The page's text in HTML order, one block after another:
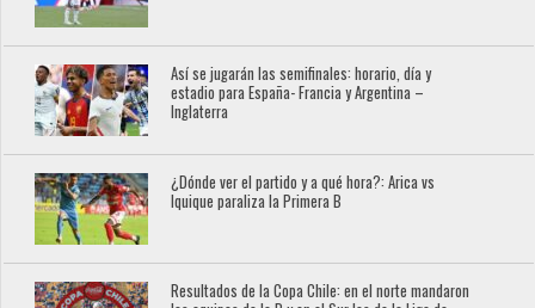
Así se jugarán las semifinales: horario, día y
estadio para España- Francia y Argentina –
Inglaterra
¿Dónde ver el partido y a qué hora?: Arica vs
Iquique paraliza la Primera B
Resultados de la Copa Chile: en el norte mandaron